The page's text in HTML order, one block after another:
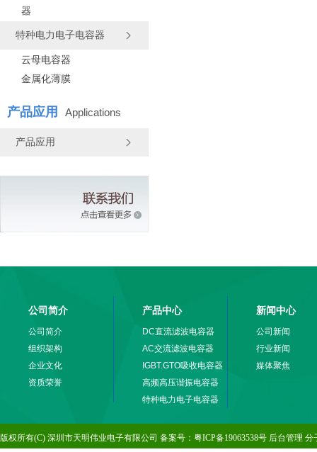
器
特种电力电子电容器
云母电容器
金属化薄膜
产品应用 Applications
产品应用
公司简介
公司简介
组织架构
企业文化
资质荣誉
产品中心
DC直流滤波电容器
AC交流滤波电容器
IGBT.GTO吸收电容器
高频高压谐振电容器
特种电力电子电容器
新闻中心
公司新闻
行业新闻
媒体聚焦
版权所有(C) 深圳市天明伟业电子有限公司 备案号： 粤ICP备19063538号 后台管理 分